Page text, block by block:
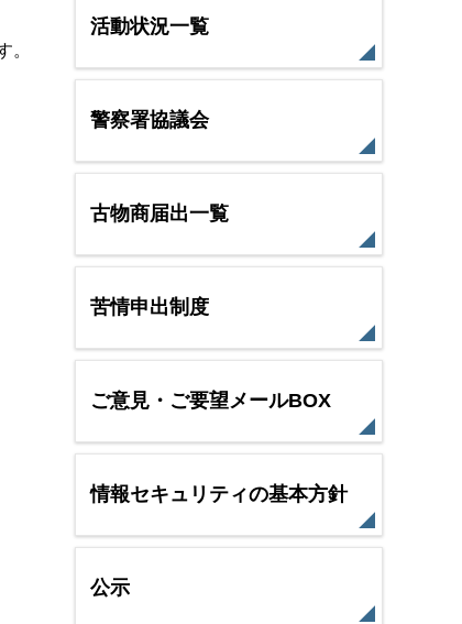
。
活動状況一覧
警察署協議会
古物商届出一覧
苦情申出制度
ご意見・ご要望メールBOX
情報セキュリティの基本方針
公示